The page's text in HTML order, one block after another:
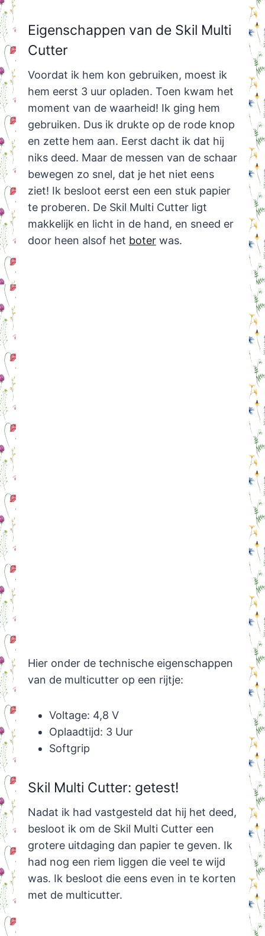
Eigenschappen van de Skil Multi
Cutter
Voordat ik hem kon gebruiken, moest ik
hem eerst 3 uur opladen. Toen kwam het
moment van de waarheid! Ik ging hem
gebruiken. Dus ik drukte op de rode knop
en zette hem aan. Eerst dacht ik dat hij
niks deed. Maar de messen van de schaar
bewegen zo snel, dat je het niet eens
ziet! Ik besloot eerst een een stuk papier
te proberen. De Skil Multi Cutter ligt
makkelijk en licht in de hand, en sneed er
door heen alsof het boterwas.
Hier onder de technische eigenschappen
van de multicutter op een rijtje:
Voltage: 4,8 V
Oplaadtijd: 3 Uur
Softgrip
Skil Multi Cutter: getest!
Nadat ik had vastgesteld dat hij het deed,
besloot ik om de Skil Multi Cutter een
grotere uitdaging dan papier te geven. Ik
had nog een riem liggen die veel te wijd
was. Ik besloot die eens even in te korten
met de multicutter.